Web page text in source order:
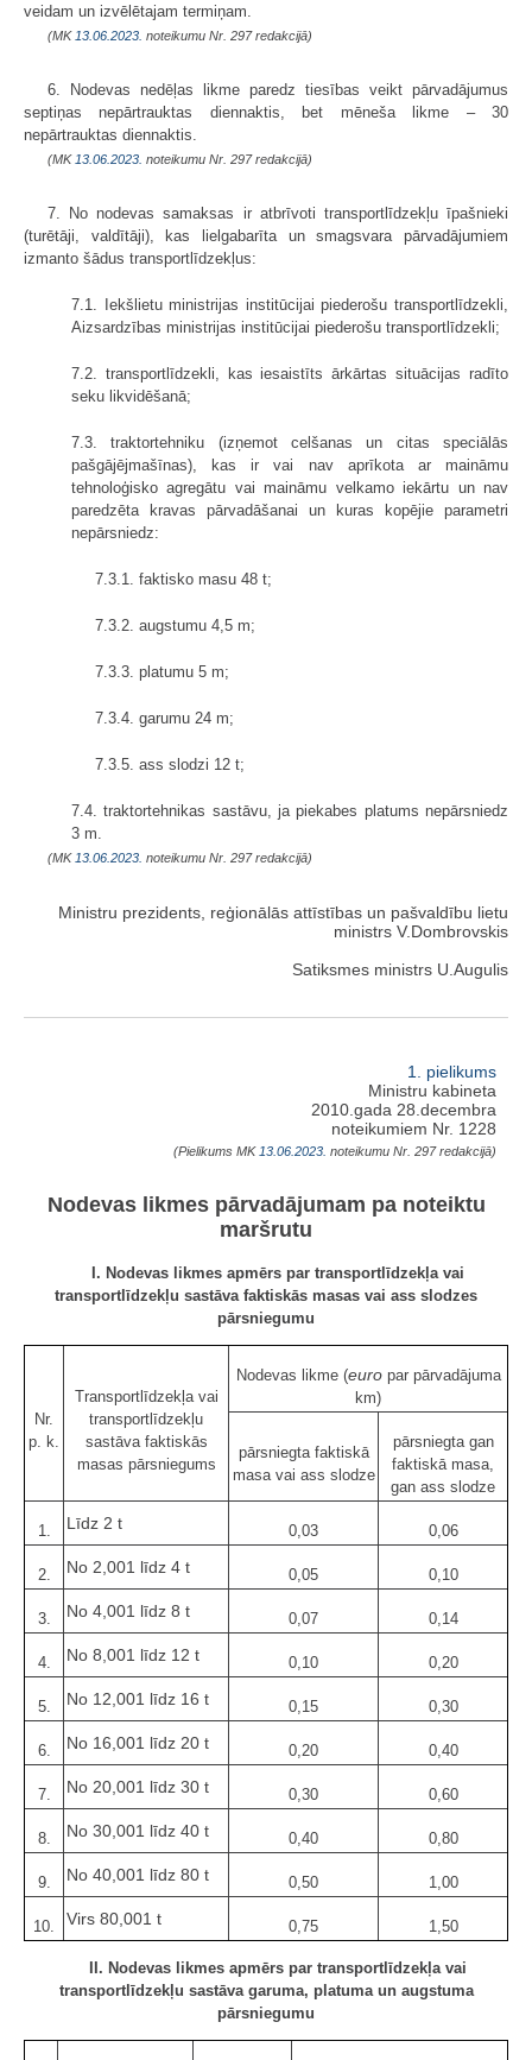
veidam un izvēlētajam termiņam.
(MK 13.06.2023. noteikumu Nr. 297 redakcijā)
6. Nodevas nedēļas likme paredz tiesības veikt pārvadājumus
septiņas nepārtrauktas diennaktis, bet mēneša likme – 30
nepārtrauktas diennaktis.
(MK 13.06.2023. noteikumu Nr. 297 redakcijā)
7. No nodevas samaksas ir atbrīvoti transportlīdzekļu īpašnieki
(turētāji, valdītāji), kas lielgabarīta un smagsvara pārvadājumiem
izmanto šādus transportlīdzekļus:
7.1. Iekšlietu ministrijas institūcijai piederošu transportlīdzekli,
Aizsardzības ministrijas institūcijai piederošu transportlīdzekli;
7.2. transportlīdzekli, kas iesaistīts ārkārtas situācijas radīto
seku likvidēšanā;
7.3. traktortehniku (izņemot celšanas un citas speciālās
pašgājējmašīnas), kas ir vai nav aprīkota ar maināmu
tehnoloģisko agregātu vai maināmu velkamo iekārtu un nav
paredzēta kravas pārvadāšanai un kuras kopējie parametri
nepārsniedz:
7.3.1. faktisko masu 48 t;
7.3.2. augstumu 4,5 m;
7.3.3. platumu 5 m;
7.3.4. garumu 24 m;
7.3.5. ass slodzi 12 t;
7.4. traktortehnikas sastāvu, ja piekabes platums nepārsniedz
3 m.
(MK 13.06.2023. noteikumu Nr. 297 redakcijā)
Ministru prezidents, reģionālās attīstības un pašvaldību lietu
ministrs V.Dombrovskis
Satiksmes ministrs U.Augulis
1. pielikums
Ministru kabineta
2010.gada 28.decembra
noteikumiem Nr. 1228
(Pielikums MK 13.06.2023. noteikumu Nr. 297 redakcijā)
Nodevas likmes pārvadājumam pa noteiktu
maršrutu
I. Nodevas likmes apmērs par transportlīdzekļa vai
transportlīdzekļu sastāva faktiskās masas vai ass slodzes
pārsniegumu
Nr.
p. k.
Transportlīdzekļa vai
transportlīdzekļu
sastāva faktiskās
masas pārsniegums
Nodevas likme (europar pārvadājuma
km)
pārsniegta faktiskā
masa vai ass slodze
pārsniegta gan
faktiskā masa,
gan ass slodze
1. Līdz 2 t 0,03 0,06
2. No 2,001 līdz 4 t 0,05 0,10
3. No 4,001 līdz 8 t 0,07 0,14
4. No 8,001 līdz 12 t 0,10 0,20
5. No 12,001 līdz 16 t 0,15 0,30
6. No 16,001 līdz 20 t 0,20 0,40
7. No 20,001 līdz 30 t 0,30 0,60
8. No 30,001 līdz 40 t 0,40 0,80
9. No 40,001 līdz 80 t 0,50 1,00
10. Virs 80,001 t 0,75 1,50
II. Nodevas likmes apmērs par transportlīdzekļa vai
transportlīdzekļu sastāva garuma, platuma un augstuma
pārsniegumu